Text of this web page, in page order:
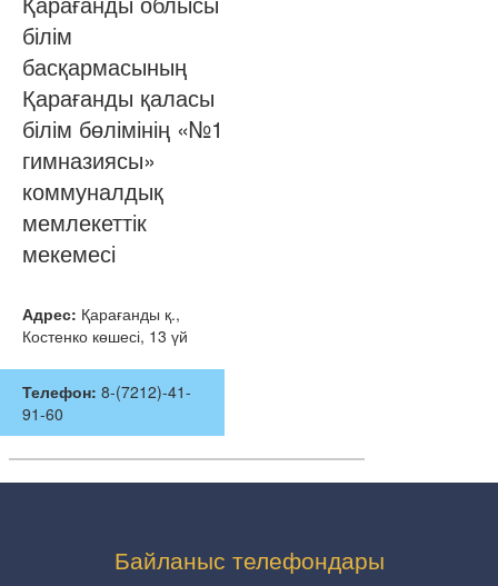
білім
басқармасының
Қарағанды қаласы
білім бөлімінің «№1
гимназиясы»
коммуналдық
мемлекеттік
мекемесі
Адрес: Қарағанды қ.,
Костенко көшесі, 13 үй
Телефон: 8-(7212)-41-
91-60
Байланыс телефондары